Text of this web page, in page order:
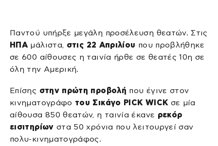
Παντού υπήρξε μεγάλη προσέλευση θεατών. Στις
ΗΠΑ μάλιστα, στις 22 Απριλίου που προβλήθηκε
σε 600 αίθουσες η ταινία ήρθε σε θεατές 10η σε
όλη την Αμερική.
Επίσης στην πρώτη προβολή που έγινε στον
κινηματογράφο του Σικάγο PICK WICK σε μία
αίθουσα 850 θεατών, η ταινία έκανε ρεκόρ
εισιτηρίων στα 50 χρόνια που λειτουργεί σαν
πολυ-κινηματογράφος.